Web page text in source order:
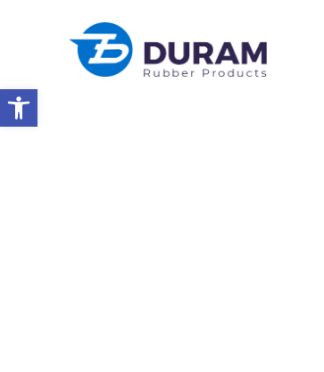
Abrir a barra de ferramentas